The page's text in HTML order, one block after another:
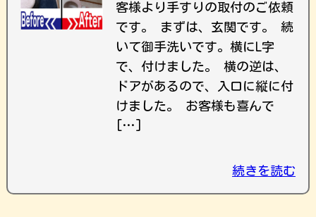
客様より手すりの取付のご依頼
です。 まずは、玄関です。 続
いて御手洗いです。横にL字
で、付けました。 横の逆は、
ドアがあるので、入口に縦に付
けました。 お客様も喜んで
[…]
続きを読む